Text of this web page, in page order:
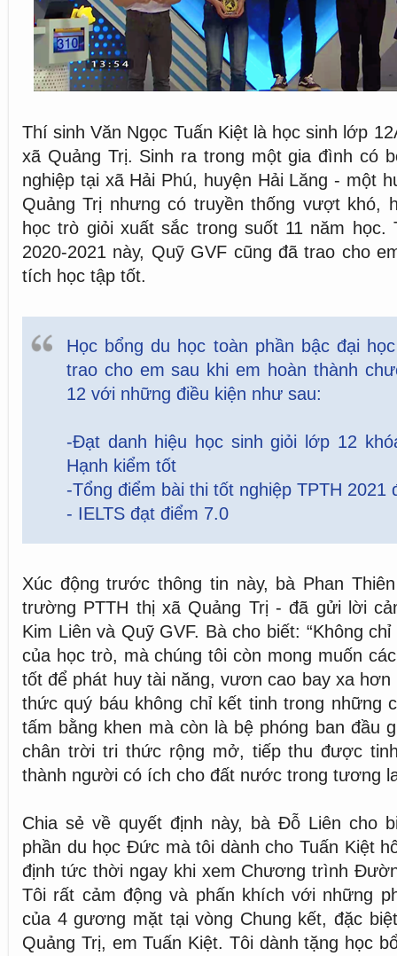
Thí sinh Văn Ngọc Tuấn Kiệt là học sinh lớp
xã Quảng Trị. Sinh ra trong một gia đình có
nghiệp tại xã Hải Phú, huyện Hải Lăng - một
Quảng Trị nhưng có truyền thống vượt khó,
học trò giỏi xuất sắc trong suốt 11 năm học.
2020-2021 này, Quỹ GVF cũng đã trao cho
tích học tập tốt.
Học bổng du học toàn phần bậc đại
trao cho em sau khi em hoàn thành
12 với những điều kiện như sau:
-Đạt danh hiệu học sinh giỏi lớp 12
Hạnh kiểm tốt
-Tổng điểm bài thi tốt nghiệp TPTH 2021
- IELTS đạt điểm 7.0
Xúc động trước thông tin này, bà Phan
trường PTTH thị xã Quảng Trị - đã gửi lời
Kim Liên và Quỹ GVF. Bà cho biết: “Không
của học trò, mà chúng tôi còn mong muốn
tốt để phát huy tài năng, vươn cao bay xa
thức quý báu không chỉ kết tinh trong những
tấm bằng khen mà còn là bệ phóng ban đầu
chân trời tri thức rộng mở, tiếp thu được
thành người có ích cho đất nước trong tương
Chia sẻ về quyết định này, bà Đỗ Liên cho
phần du học Đức mà tôi dành cho Tuấn Kiệt
định tức thời ngay khi xem Chương trình
Tôi rất cảm động và phấn khích với những
của 4 gương mặt tại vòng Chung kết, đặc
Quảng Trị, em Tuấn Kiệt. Tôi dành tặng học